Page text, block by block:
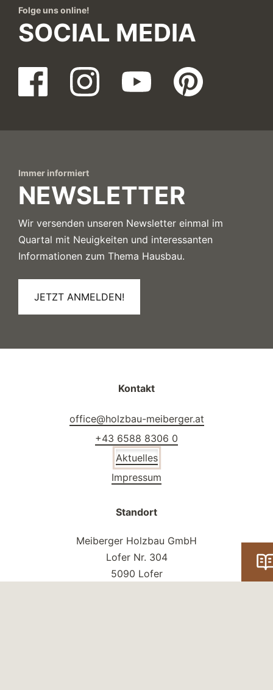
Folge uns online!
SOCIAL MEDIA
Immer informiert
NEWSLETTER
Wir versenden unseren Newsletter einmal im
Quartal mit Neuigkeiten und interessanten
Informationen zum Thema Hausbau.
JETZT ANMELDEN!
Kontakt
office@holzbau-meiberger.at
+43 6588 8306 0
Aktuelles
Impressum
Standort
Meiberger Holzbau GmbH
Lofer Nr. 304
5090 Lofer